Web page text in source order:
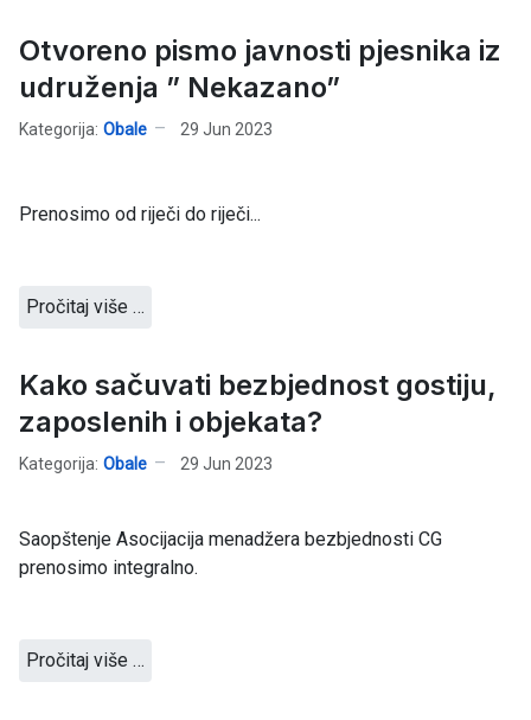
Otvoreno pismo javnosti pjesnika iz
udruženja ” Nekazano”
Kategorija: Obale 29 Jun 2023
Prenosimo od riječi do riječi...
Pročitaj više …
Kako sačuvati bezbjednost gostiju,
zaposlenih i objekata?
Kategorija: Obale 29 Jun 2023
Saopštenje Asocijacija menadžera bezbjednosti CG
prenosimo integralno.
Pročitaj više …